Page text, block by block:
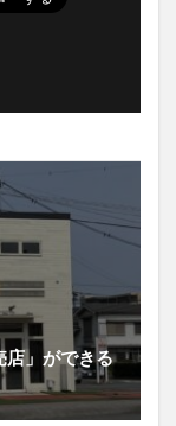
店」ができる